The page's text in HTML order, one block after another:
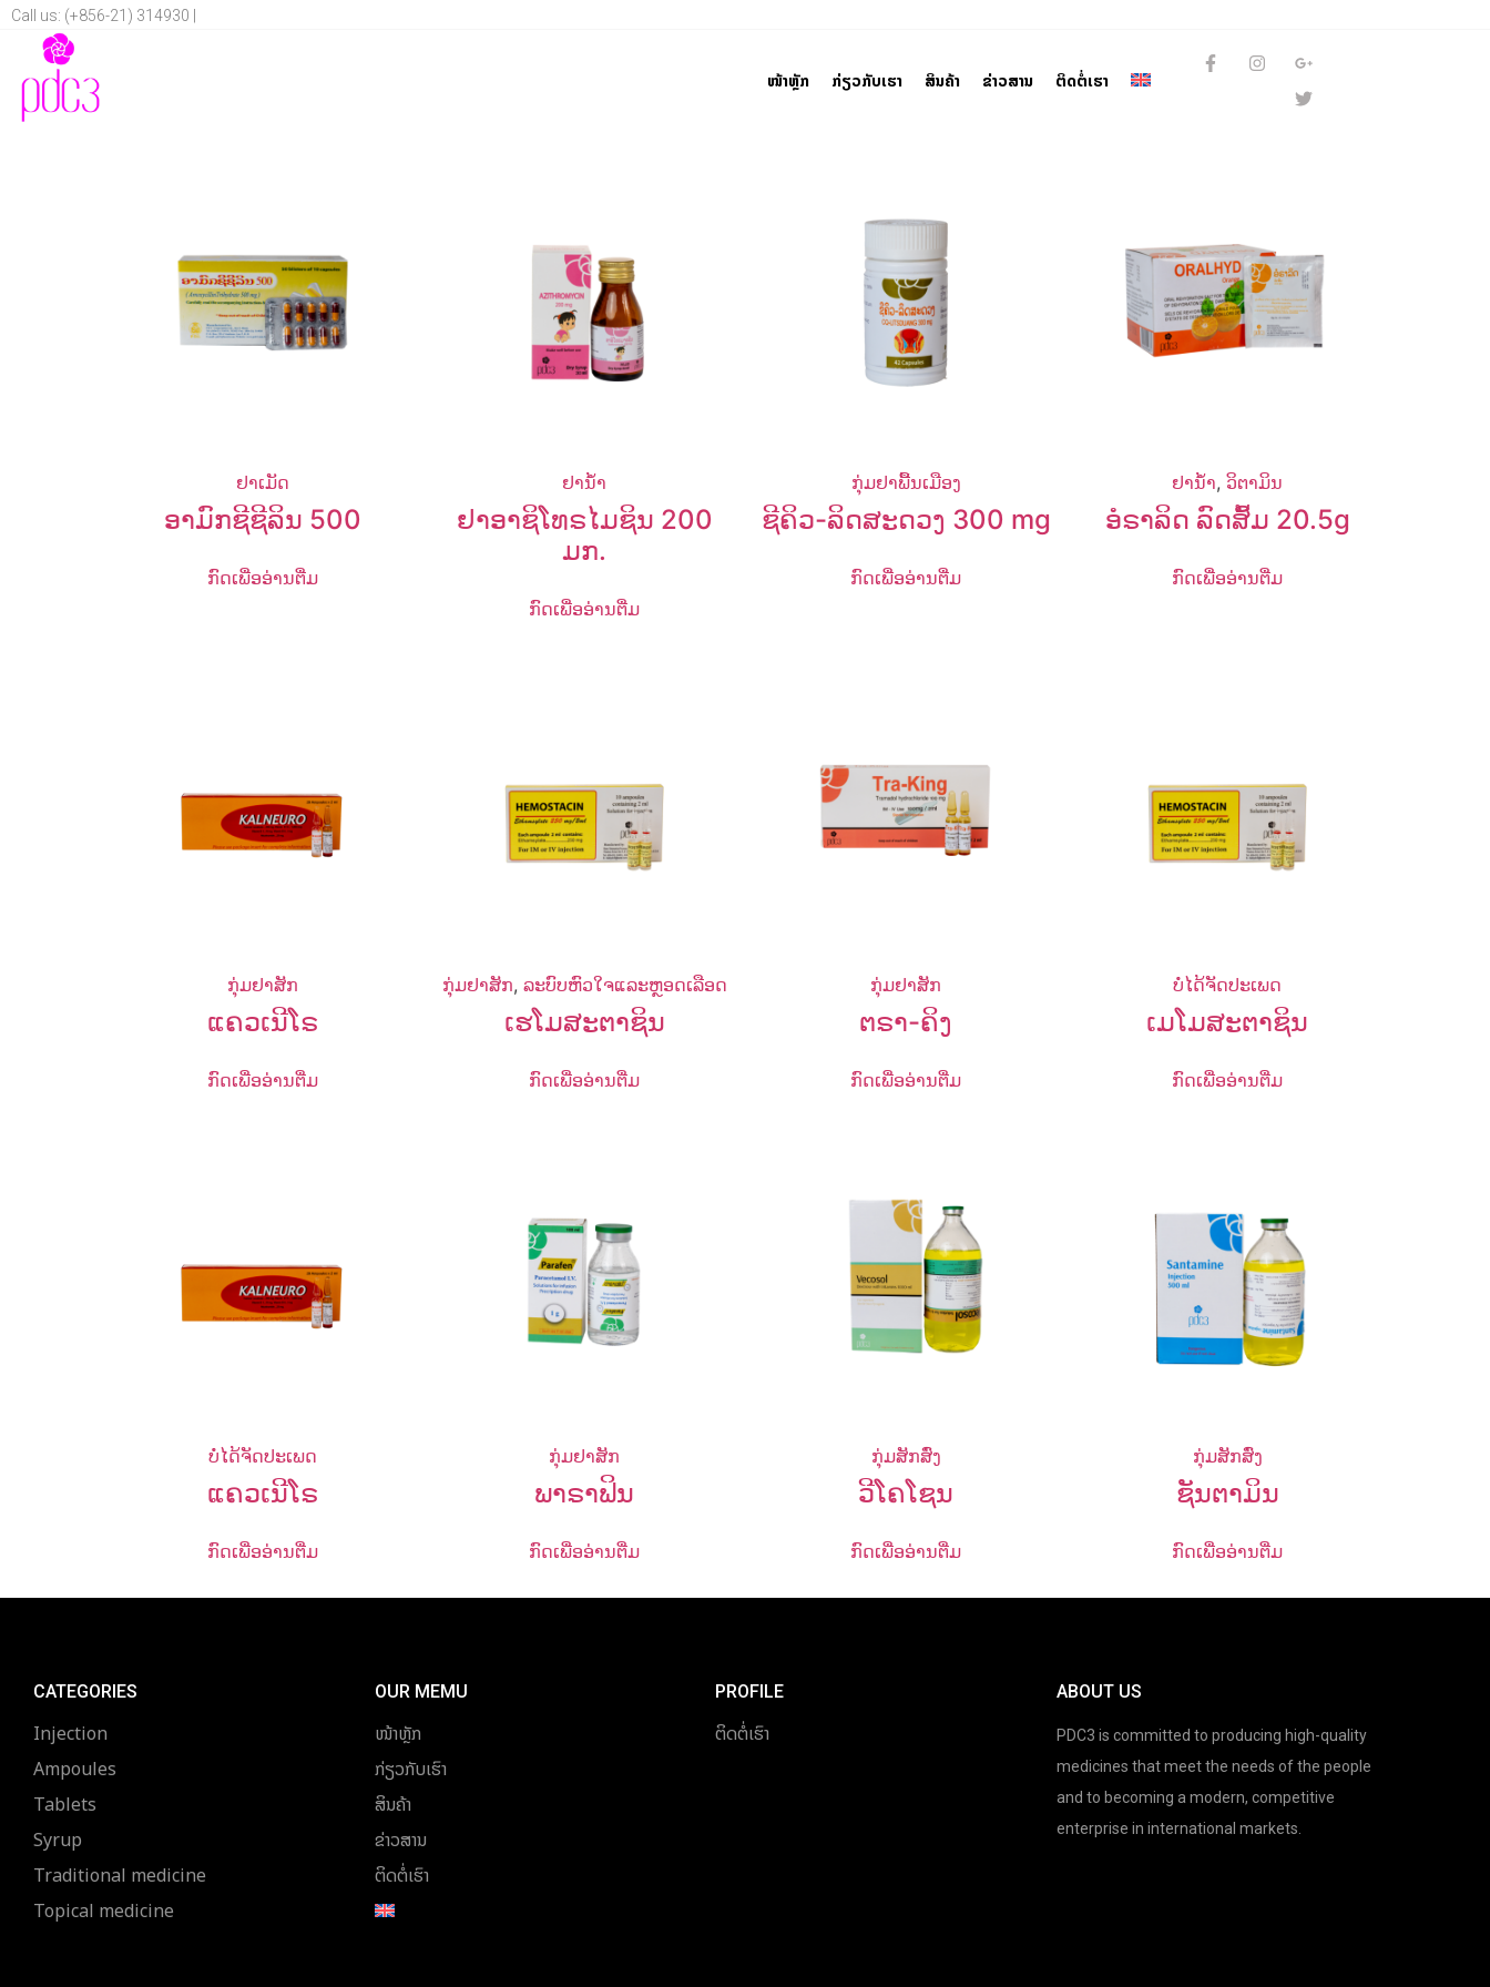
Call us: (+856-21) 314930 |
ໜ້າຫຼັກ ກ່ຽວກັບເຮົາ ສິນຄ້າ ຂ່າວສານ ຕິດຕໍ່ເຮົາ
ຢາເມັດ
ອາມົກຊີຊີລິນ 500
ກົດເພື່ອອ່ານຕື່ມ
ຢານ້ຳ
ຢາອາຊິໂທຣໄມຊິນ 200
ມກ.
ກົດເພື່ອອ່ານຕື່ມ
ກຸ່ມຢາພື້ນເມືອງ
ຊີຄິວ-ລິດສະດວງ 300 mg
ກົດເພື່ອອ່ານຕື່ມ
ຢານ້ຳ, ວິຕາມິນ
ອໍຣາລິດ ລົດສົ້ມ 20.5g
ກົດເພື່ອອ່ານຕື່ມ
ກຸ່ມຢາສັກ
ແຄວເນີໂຣ
ກົດເພື່ອອ່ານຕື່ມ
ກຸ່ມຢາສັກ, ລະບົບຫົວໃຈແລະຫຼອດເລືອດ
ເຮໂມສະຕາຊິນ
ກົດເພື່ອອ່ານຕື່ມ
ກຸ່ມຢາສັກ
ຕຣາ-ຄິງ
ກົດເພື່ອອ່ານຕື່ມ
ບໍ່ໄດ້ຈັດປະເພດ
ເມໂມສະຕາຊິນ
ກົດເພື່ອອ່ານຕື່ມ
ບໍ່ໄດ້ຈັດປະເພດ
ແຄວເນີໂຣ
ກົດເພື່ອອ່ານຕື່ມ
ກຸ່ມຢາສັກ
ພາຣາຟິນ
ກົດເພື່ອອ່ານຕື່ມ
ກຸ່ມສັກສົ່ງ
ວີໂຄໂຊນ
ກົດເພື່ອອ່ານຕື່ມ
ກຸ່ມສັກສົ່ງ
ຊັນຕາມິນ
ກົດເພື່ອອ່ານຕື່ມ
CATEGORIES
Injection
Ampoules
Tablets
Syrup
Traditional medicine
Topical medicine
OUR MEMU
ໜ້າຫຼັກ
ກ່ຽວກັບເຮົາ
ສິນຄ້າ
ຂ່າວສານ
ຕິດຕໍ່ເຮົາ
PROFILE
ຕິດຕໍ່ເຮົາ
ABOUT US
PDC3 is committed to producing high-quality
medicines that meet the needs of the people
and to becoming a modern, competitive
enterprise in international markets.